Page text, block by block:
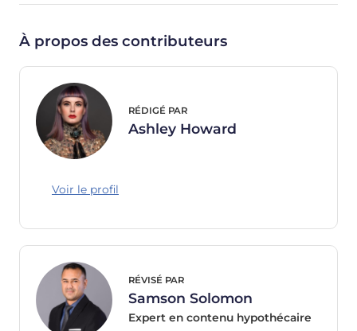
À propos des contributeurs
RÉDIGÉ PAR
Ashley Howard
Voir le profil
RÉVISÉ PAR
Samson Solomon
Expert en contenu hypothécaire